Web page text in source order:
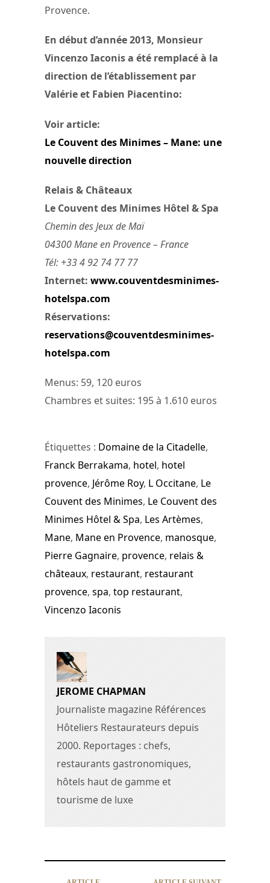
Provence.
En début d’année 2013, Monsieur
Vincenzo Iaconis a été remplacé à la
direction de l’établissement par
Valérie et Fabien Piacentino:
Voir article:
Le Couvent des Minimes – Mane: une
nouvelle direction
Relais & Châteaux
Le Couvent des Minimes Hôtel & Spa
Chemin des Jeux de Maï
04300 Mane en Provence – France
Tél: +33 4 92 74 77 77
Internet: www.couventdesminimes-
hotelspa.com
Réservations:
reservations@couventdesminimes-
hotelspa.com
Menus: 59, 120 euros
Chambres et suites: 195 à 1.610 euros
Étiquettes : Domaine de la Citadelle,
Franck Berrakama, hotel, hotel
provence, Jérôme Roy, L Occitane, Le
Couvent des Minimes, Le Couvent des
Minimes Hôtel & Spa, Les Artèmes,
Mane, Mane en Provence, manosque,
Pierre Gagnaire, provence, relais &
châteaux, restaurant, restaurant
provence, spa, top restaurant,
Vincenzo Iaconis
JEROME CHAPMAN
Journaliste magazine Références
Hôteliers Restaurateurs depuis
2000. Reportages : chefs,
restaurants gastronomiques,
hôtels haut de gamme et
tourisme de luxe